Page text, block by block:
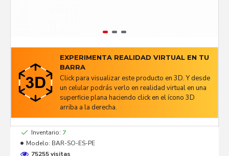
EXPERIMENTA REALIDAD VIRTUAL EN TU
BARRA
Click para visualizar este producto en 3D. Y desde
un celular podrás verlo en realidad virtual en una
superficie plana haciendo click en el ícono 3D
arriba a la derecha.
Inventario: 7
Modelo: BAR-SO-ES-PE
75255 visitas